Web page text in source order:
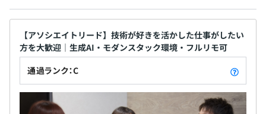
【アソシエイトリード】技術が好きを活かした仕事がしたい
方を大歓迎｜生成AI・モダンスタック環境・フルリモ可
通過ランク：C